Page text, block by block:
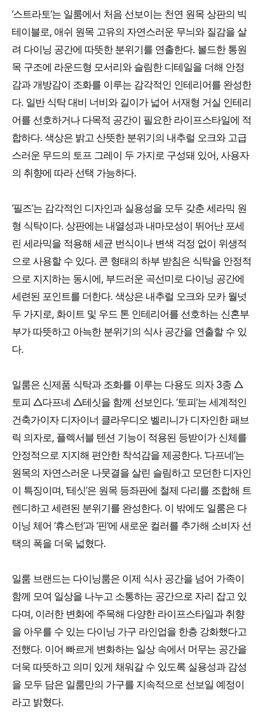
‘스트라토’는 일룸에서 처음 선보이는 천연 원목 상판의 빅
테이블로, 애쉬 원목 고유의 자연스러운 무늬와 질감을 살
려 다이닝 공간에 따뜻한 분위기를 연출한다. 볼드한 통원
목 구조에 라운드형 모서리와 슬림한 디테일을 더해 안정
감과 개방감이 조화를 이루는 감각적인 인테리어를 완성한
다. 일반 식탁 대비 너비와 길이가 넓어 서재형 거실 인테리
어를 선호하거나 다목적 공간이 필요한 라이프스타일에 적
합하다. 색상은 밝고 산뜻한 분위기의 내추럴 오크와 고급
스러운 무드의 토프 그레이 두 가지로 구성돼 있어, 사용자
의 취향에 따라 선택 가능하다.
‘필즈’는 감각적인 디자인과 실용성을 모두 갖춘 세라믹 원
형 식탁이다. 상판에는 내열성과 내마모성이 뛰어난 포세
린 세라믹을 적용해 세균 번식이나 변색 걱정 없이 위생적
으로 사용할 수 있다. 콘 형태의 하부 받침은 식탁을 안정적
으로 지지하는 동시에, 부드러운 곡선미로 다이닝 공간에
세련된 포인트를 더한다. 색상은 내추럴 오크와 모카 월넛
두 가지로, 화이트 및 우드 톤 인테리어를 선호하는 신혼부
부가 따뜻하고 아늑한 분위기의 식사 공간을 연출할 수 있
다.
일룸은 신제품 식탁과 조화를 이루는 다용도 의자 3종 △
토피 △다프네 △테싯을 함께 선보인다. ‘토피’는 세계적인
건축가이자 디자이너 클라우디오 벨리니가 디자인한 패브
릭 의자로, 플렉서블 텐션 기능이 적용된 등받이가 신체를
안정적으로 지지해 편안한 착석감을 제공한다. ‘다프네’는
원목의 자연스러운 나뭇결을 살린 슬림하고 모던한 디자인
이 특징이며, ‘테싯’은 원목 등좌판에 철제 다리를 조합해 트
렌디하고 세련된 분위기를 완성한다. 이 밖에도 일룸은 다
이닝 체어 ‘휴스턴’과 ‘핀’에 새로운 컬러를 추가해 소비자 선
택의 폭을 더욱 넓혔다.
일룸 브랜드는 다이닝룸은 이제 식사 공간을 넘어 가족이
함께 모여 일상을 나누고 소통하는 공간으로 자리 잡고 있
다며, 이러한 변화에 주목해 다양한 라이프스타일과 취향
을 아우를 수 있는 다이닝 가구 라인업을 한층 강화했다고
전했다. 이어 빠르게 변화하는 일상 속에서 머무는 공간을
더욱 따뜻하고 의미 있게 채워갈 수 있도록 실용성과 감성
을 모두 담은 일룸만의 가구를 지속적으로 선보일 예정이
라고 밝혔다.